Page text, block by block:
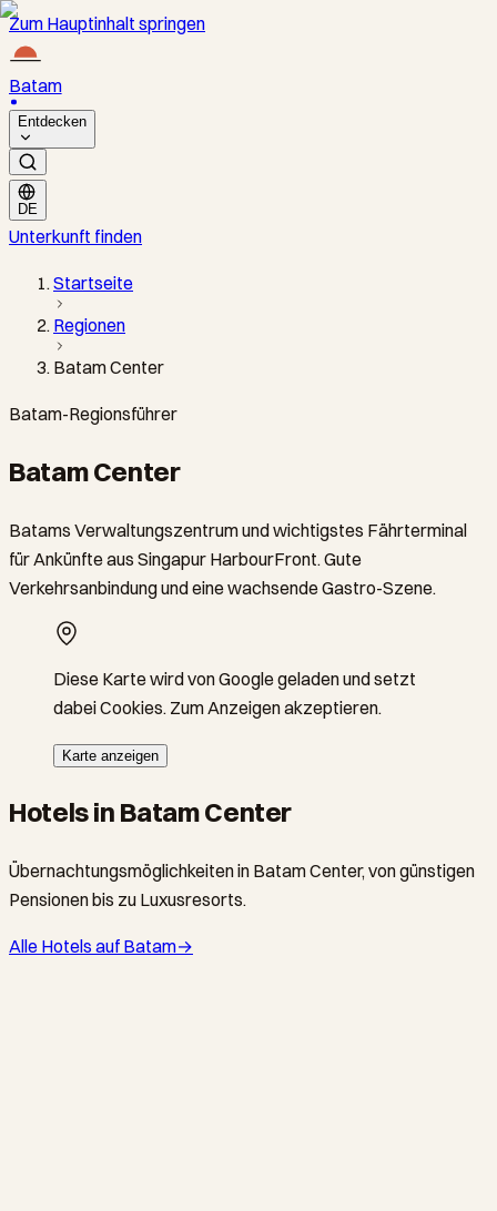
Zum Hauptinhalt springen
Batam
Entdecken
DE
Unterkunft finden
Startseite
Regionen
Batam Center
Batam-Regionsführer
Batam Center
Batams Verwaltungszentrum und wichtigstes Fährterminal
für Ankünfte aus Singapur HarbourFront. Gute
Verkehrsanbindung und eine wachsende Gastro-Szene.
Diese Karte wird von Google geladen und setzt
dabei Cookies. Zum Anzeigen akzeptieren.
Karte anzeigen
Hotels in Batam Center
Übernachtungsmöglichkeiten in Batam Center, von günstigen
Pensionen bis zu Luxusresorts.
Alle Hotels auf Batam→